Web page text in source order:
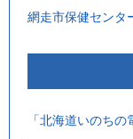
網走市保健センタ
「北海道いのちの